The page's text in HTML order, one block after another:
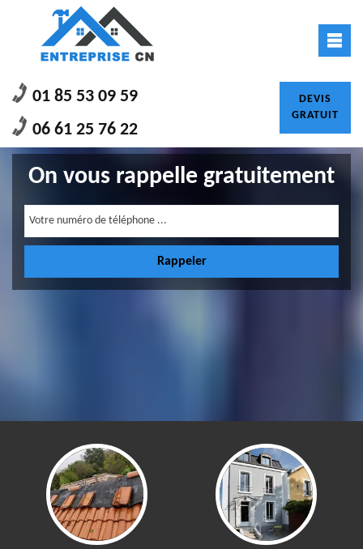
01 85 53 09 59
06 61 25 76 22
DEVIS
GRATUIT
On vous rappelle gratuitement